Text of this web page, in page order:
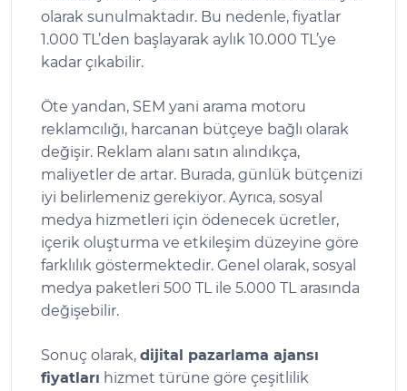
olarak sunulmaktadır. Bu nedenle, fiyatlar
1.000 TL’den başlayarak aylık 10.000 TL’ye
kadar çıkabilir.
Öte yandan, SEM yani arama motoru
reklamcılığı, harcanan bütçeye bağlı olarak
değişir. Reklam alanı satın alındıkça,
maliyetler de artar. Burada, günlük bütçenizi
iyi belirlemeniz gerekiyor. Ayrıca, sosyal
medya hizmetleri için ödenecek ücretler,
içerik oluşturma ve etkileşim düzeyine göre
farklılık göstermektedir. Genel olarak, sosyal
medya paketleri 500 TL ile 5.000 TL arasında
değişebilir.
Sonuç olarak, dijital pazarlama ajansı
fiyatları hizmet türüne göre çeşitlilik